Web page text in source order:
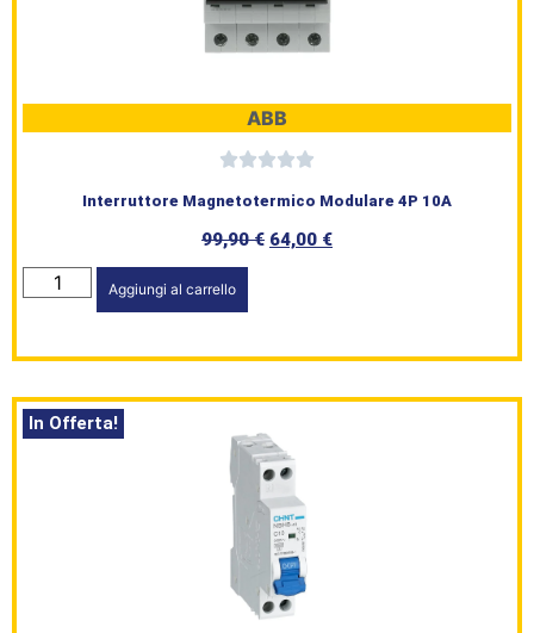
Civile
L’angolo
ABB
Interruttore Magnetotermico Modulare 4P 10A
99,90€ 64,00 €
Aggiungi al carrello
In Offerta!